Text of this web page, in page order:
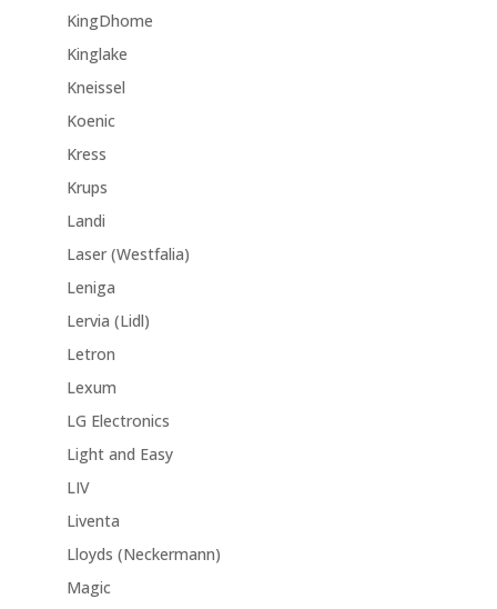
KingDhome
Kinglake
Kneissel
Koenic
Kress
Krups
Landi
Laser (Westfalia)
Leniga
Lervia (Lidl)
Letron
Lexum
LG Electronics
Light and Easy
LIV
Liventa
Lloyds (Neckermann)
Magic